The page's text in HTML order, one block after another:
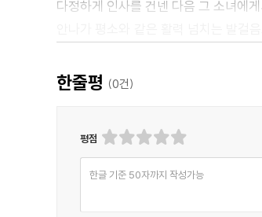
다정하게 인사를 건넨 다음 그 소녀에
안나가 평소와 같은 활력 넘치는 발
그녀 주변의 나뭇잎들은 가을의 영광
쉬면서 육중한 금속 우유통을 어깨
도로와 작은 길을 분리하고 있었다.
겁에 질린 야생 생물이 재빠른 움직임
시신이었다. 젊고 잘 차려 입은 남자
한줄평 (0건)
평점
한글 기준 50자까지 작성가능